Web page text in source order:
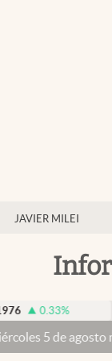
JAVIER MILEI
%
minuto a minuto